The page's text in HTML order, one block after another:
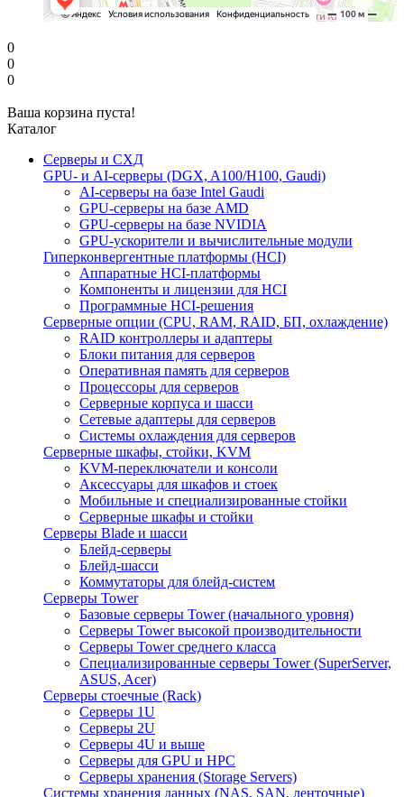
0
0
0
Ваша корзина пуста!
Каталог
Серверы и СХД
GPU- и AI-серверы (DGX, A100/H100, Gaudi)
AI-серверы на базе Intel Gaudi
GPU-серверы на базе AMD
GPU-серверы на базе NVIDIA
GPU-ускорители и вычислительные модули
Гиперконвергентные платформы (HCI)
Аппаратные HCI-платформы
Компоненты и лицензии для HCI
Программные HCI-решения
Серверные опции (CPU, RAM, RAID, БП, охлаждение)
RAID контроллеры и адаптеры
Блоки питания для серверов
Оперативная память для серверов
Процессоры для серверов
Серверные корпуса и шасси
Сетевые адаптеры для серверов
Системы охлаждения для серверов
Серверные шкафы, стойки, KVM
KVM-переключатели и консоли
Аксессуары для шкафов и стоек
Мобильные и специализированные стойки
Серверные шкафы и стойки
Серверы Blade и шасси
Блейд-серверы
Блейд-шасси
Коммутаторы для блейд-систем
Серверы Tower
Базовые серверы Tower (начального уровня)
Серверы Tower высокой производительности
Серверы Tower среднего класса
Специализированные серверы Tower (SuperServer,
ASUS, Acer)
Серверы стоечные (Rack)
Серверы 1U
Серверы 2U
Серверы 4U и выше
Серверы для GPU и HPC
Серверы хранения (Storage Servers)
Системы хранения данных (NAS, SAN, ленточные)